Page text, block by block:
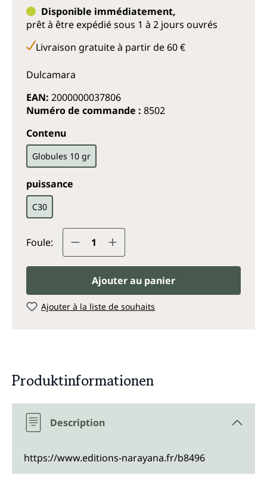
Disponible immédiatement,
prêt à être expédié sous 1 à 2 jours ouvrés
Livraison gratuite à partir de 60 €
Dulcamara
EAN: 2000000037806
Numéro de commande : 8502
Sélectionnez
Contenu
Globules 10 gr
Sélectionnez
puissance
C30
Foule: Quantité de produit : Entrez la
Ajouter au panier
Ajouter à la liste de souhaits
Produktinformationen
Description
https://www.editions-narayana.fr/b8496